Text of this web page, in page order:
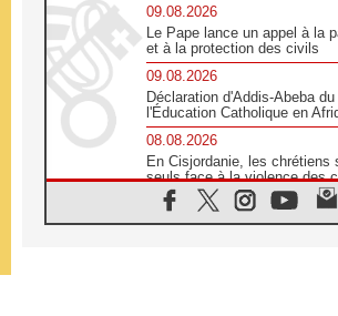
09.08.2026
Le Pape lance un appel à la
et à la protection des civils
09.08.2026
Déclaration d'Addis-Abeba
l'Éducation Catholique en
08.08.2026
En Cisjordanie, les chrétiens
seuls face à la violence des
08.08.2026
Léon XIV au sanctuaire de